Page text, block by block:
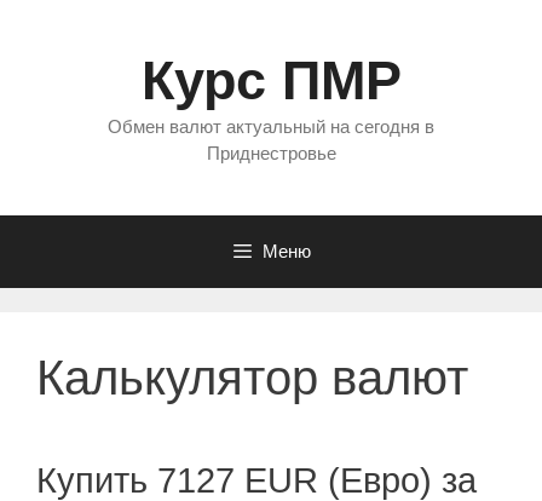
Курс ПМР
Обмен валют актуальный на сегодня в
Приднестровье
Меню
Калькулятор валют
Купить 7127 EUR (Евро) за